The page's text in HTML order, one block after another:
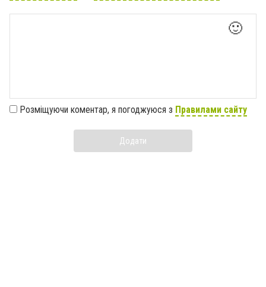
🙂
Розміщуючи коментар, я погоджуюся з Правилами сайту
Додати